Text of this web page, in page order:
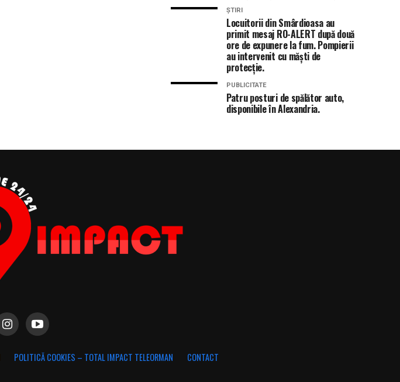
ȘTIRI
Locuitorii din Smârdioasa au
primit mesaj RO-ALERT după două
ore de expunere la fum. Pompierii
au intervenit cu măști de
protecție.
PUBLICITATE
Patru posturi de spălător auto,
disponibile în Alexandria.
POLITICĂ COOKIES – TOTAL IMPACT TELEORMAN CONTACT